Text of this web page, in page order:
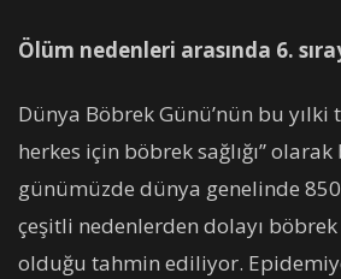
Ölüm nedenleri arasında 6.
Dünya Böbrek Günü’nün bu yılki
herkes için böbrek sağlığı”
günümüzde dünya genelinde
çeşitli nedenlerden dolayı böbrek
olduğu tahmin ediliyor.